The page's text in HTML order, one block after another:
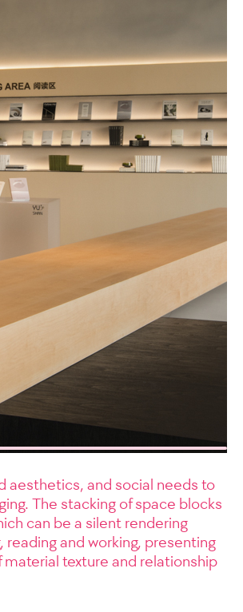
aesthetics, and social needs to
The stacking of space blocks
can be a silent rendering
reading and working, presenting
texture and relationship